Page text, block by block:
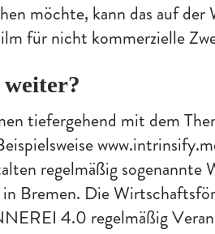
möchte, kann das auf der
für nicht kommerzielle
weiter?
tiefergehend mit dem
regelmäßig sogenannte
Bremen. Die
4.0 regelmäßig